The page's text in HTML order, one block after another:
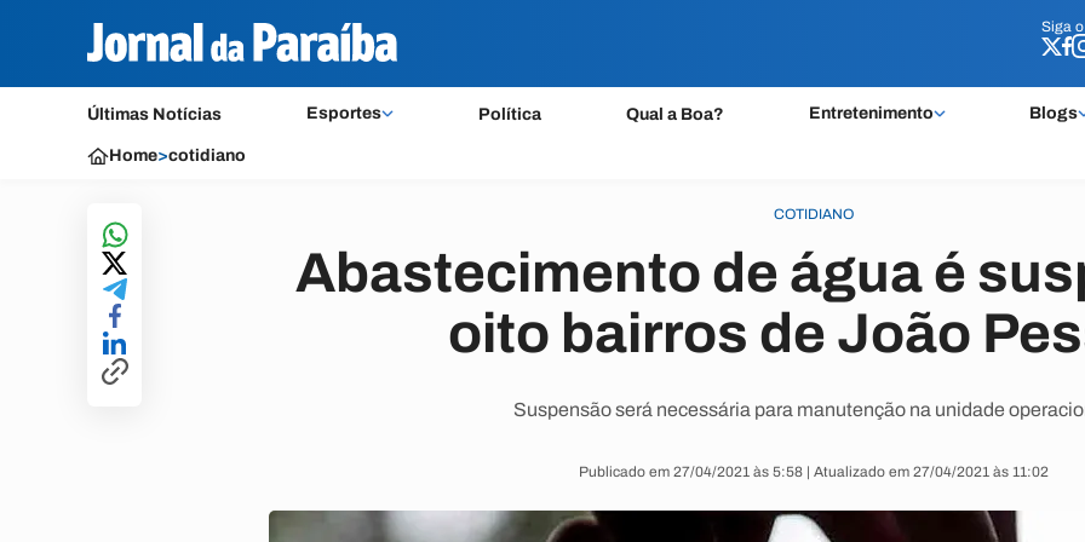
Siga o
Últimas Notícias Esportes Política Qual a Boa? Entretenimento Blogs
Siga o
Home>cotidiano
COTIDIANO
Abastecimento de água é
oito bairros de João
Suspensão será necessária para manutenção na unidade
Publicado em 27/04/2021 às 5:58 | Atualizado em 27/04/2021 às 11:02